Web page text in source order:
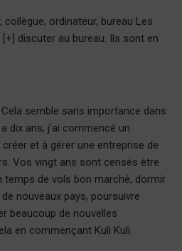
ordinateur, bureau Les
discuter au bureau. Ils sont en
Cela semble sans importance dans
dix ans, j’ai commencé un
et à gérer une entreprise de
Vos vingt ans sont censés être
temps de vols bon marché, dormir
nouveaux pays, poursuivre
beaucoup de nouvelles
en commençant Kuli Kuli.